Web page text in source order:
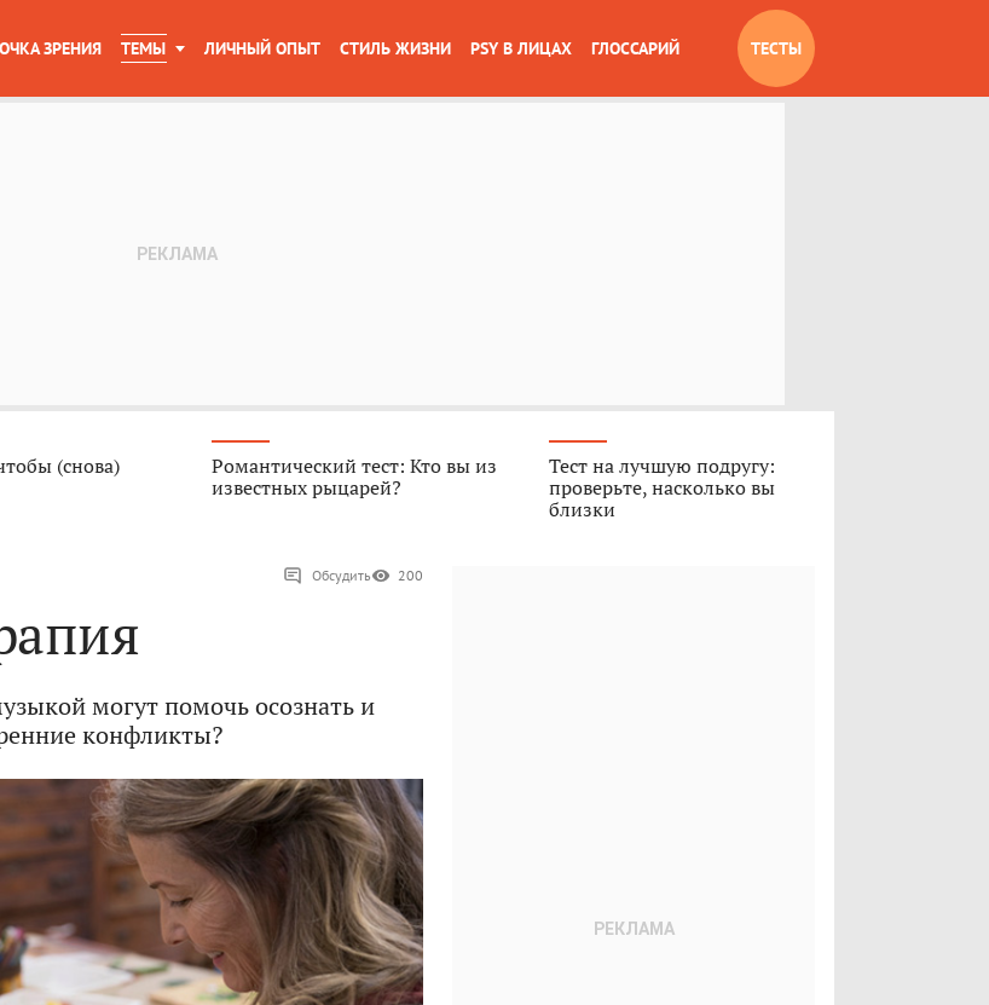
ЗРЕНИЯ ТЕМЫ ЛИЧНЫЙ ОПЫТ СТИЛЬ ЖИЗНИ PSY В ЛИЦАХ ГЛОССАРИЙ ТЕСТЫ
(снова)
Романтический тест: Кто вы из
известных рыцарей?
Тест на лучшую подругу:
проверьте, насколько вы
близки
Обсудить 200
могут помочь осознать и
конфликты?